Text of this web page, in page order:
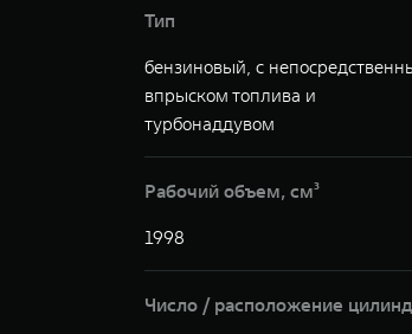
Тип
бензиновый, с
впрыском топлива и
турбонаддувом
Рабочий объем, см³
1998
Число / расположение